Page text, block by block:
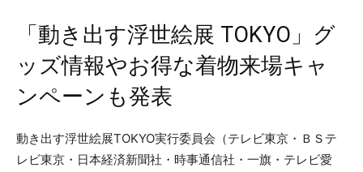
「動き出す浮世絵展 TOKYO」グ
ッズ情報やお得な着物来場キャ
ンペーンも発表
動き出す浮世絵展TOKYO実行委員会（テレビ東京・ＢＳテ
レビ東京・日本経済新聞社・時事通信社・一旗・テレビ愛